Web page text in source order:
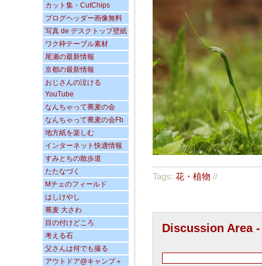
カット集・CutChips
ブログヘッダー画像無料
写真 de デスクトップ壁紙
ワク枠テーブル素材
尾瀬の最新情報
京都の最新情報
おじさんの泣ける
YouTube
なんちゃって蕎麦の会
なんちゃって蕎麦の会Fb
地方紙を楽しむ
インターネット快適情報
すみとちの散歩道
たたなづく
Mチェのフィールド
はしけやし
蕎麦 大さわ
目の付けどころ
考える石
父さんは何でも撮る
アウトドア@キャンプ＋
Tags: 花・植物 //
Discussion Area